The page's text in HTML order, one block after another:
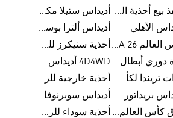
منفذ بيع أحذية الرجال من أديداس
أديداس ستيلا مكارتني
الأهلي
أديداس ألترا بوست للنساء
كأس العالم FIFA 26™
أحذية سنيكرز للرجال من أديداس
كرة دوري أبطال أوروبا من أديداس 4D4WD أديداس
كرات تريندا لكأس العالم FIFA 26™
أحذية خارجية للرجال
بريداتور
أديداس سوبرنوفا
فرق كأس العالم FIFA 26™ أحذية سوداء للرجال